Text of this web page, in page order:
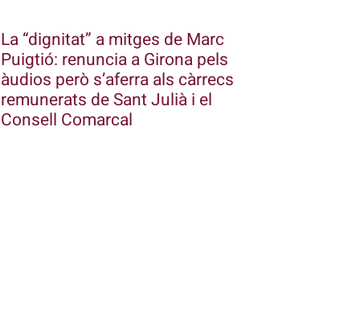
La “dignitat” a mitges de Marc
Puigtió: renuncia a Girona pels
àudios però s’aferra als càrrecs
remunerats de Sant Julià i el
Consell Comarcal